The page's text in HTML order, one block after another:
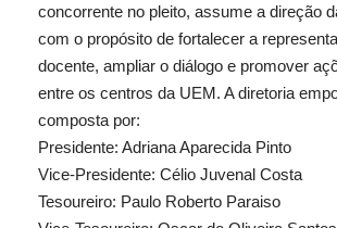
concorrente no pleito, assume a direção
com o propósito de fortalecer a
docente, ampliar o diálogo e promover
entre os centros da UEM. A diretoria
composta por:
Presidente: Adriana Aparecida Pinto
Vice-Presidente: Célio Juvenal Costa
Tesoureiro: Paulo Roberto Paraiso